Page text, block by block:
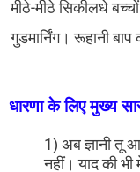
मीठे-मीठे सिकीलधे बच्चों
गुडमार्निंग। रूहानी
धारणा के लिए मुख्य
1) अब ज्ञानी तू
नहीं। याद की